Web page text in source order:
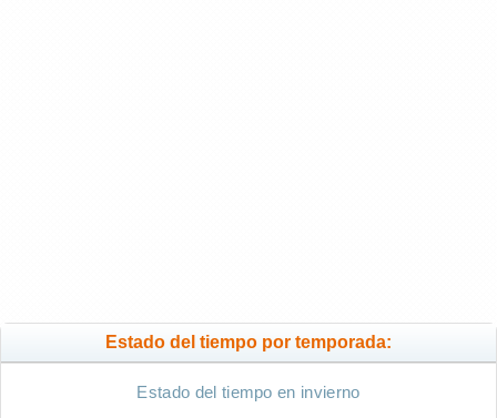
Estado del tiempo por temporada:
Estado del tiempo en invierno